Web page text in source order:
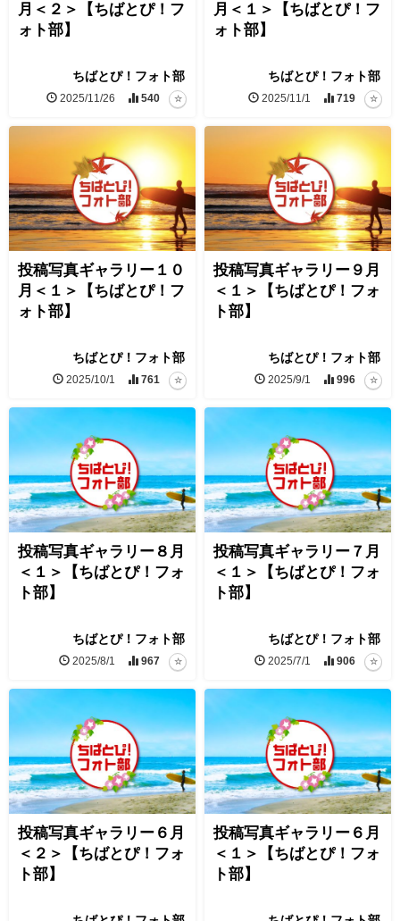
月＜２＞【ちばとぴ！フ
ォト部】
ちばとぴ！フォト部
2025/11/26 540
月＜１＞【ちばとぴ！フ
ォト部】
ちばとぴ！フォト部
2025/11/1 719
投稿写真ギャラリー１０
月＜１＞【ちばとぴ！フ
ォト部】
ちばとぴ！フォト部
2025/10/1 761
投稿写真ギャラリー９月
＜１＞【ちばとぴ！フォ
ト部】
ちばとぴ！フォト部
2025/9/1 996
投稿写真ギャラリー８月
＜１＞【ちばとぴ！フォ
ト部】
ちばとぴ！フォト部
2025/8/1 967
投稿写真ギャラリー７月
＜１＞【ちばとぴ！フォ
ト部】
ちばとぴ！フォト部
2025/7/1 906
投稿写真ギャラリー６月
＜２＞【ちばとぴ！フォ
ト部】
投稿写真ギャラリー６月
＜１＞【ちばとぴ！フォ
ト部】